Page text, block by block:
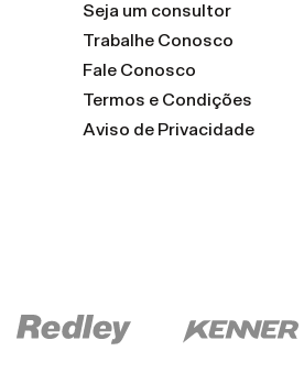
Seja um consultor
Trabalhe Conosco
Fale Conosco
Termos e Condições
Aviso de Privacidade